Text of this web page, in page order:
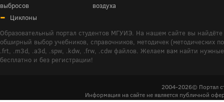
выбросов
воздуха
Циклоны
Образовательный портал студентов МГУИЭ. На нашем сайте вы
обширный выбор учебников, справочников, методичек (методических
.frt, .m3d, .a3d, .spw, .kdw, .frw, .cdw файлов. Желаем вам найти
бесплатно и без регистрации!
2004-2026© Портал
Информация на сайте не является публичной